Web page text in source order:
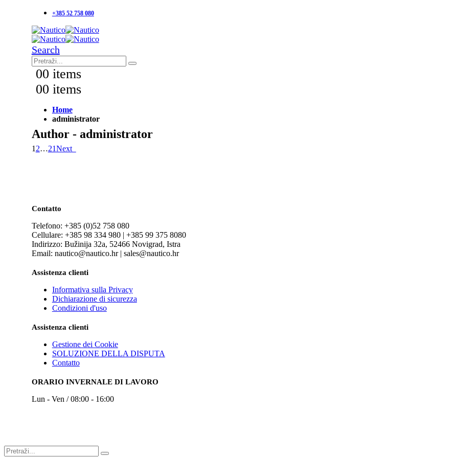
+385 52 758 080
Search
00 items
00 items
Home
administrator
Author - administrator
1 2…21Next
Contatto
Telefono: +385 (0)52 758 080
Cellulare: +385 98 334 980 | +385 99 375 8080
Indirizzo: Bužinija 32a, 52466 Novigrad, Istra
Email: nautico@nautico.hr | sales@nautico.hr
Assistenza clienti
Informativa sulla Privacy
Dichiarazione di sicurezza
Condizioni d'uso
Assistenza clienti
Gestione dei Cookie
SOLUZIONE DELLA DISPUTA
Contatto
ORARIO INVERNALE DI LAVORO
Lun - Ven / 08:00 - 16:00